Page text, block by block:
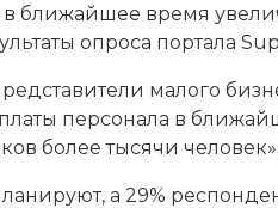
в ближайшее время
опроса портала
малого
персонала в
более тысячи
а 29%